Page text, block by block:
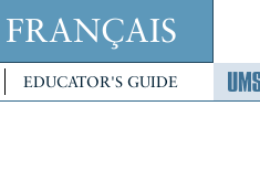
EDUCATOR'S GUIDE